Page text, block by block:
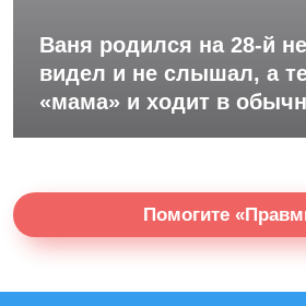
Ваня родился на 28-й
видел и не слышал, а
«мама» и ходит в
Помогите